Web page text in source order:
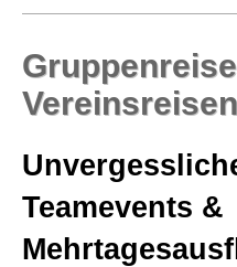
EscapeGames
Vereinsreisen
Teamevents &